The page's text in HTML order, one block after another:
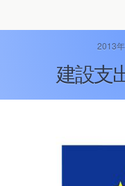
2013
建設支